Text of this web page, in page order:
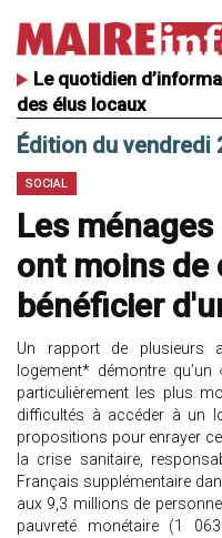
Le quotidien
des élus locaux
Édition du vendredi
SOCIAL
Les
ont moins de
bénéficier
Un rapport de plusieurs
logement* démontre qu’un
particulièrement les plus
difficultés à accéder à un
propositions pour enrayer
la crise sanitaire,
Français supplémentaire
aux 9,3 millions de
pauvreté monétaire (1